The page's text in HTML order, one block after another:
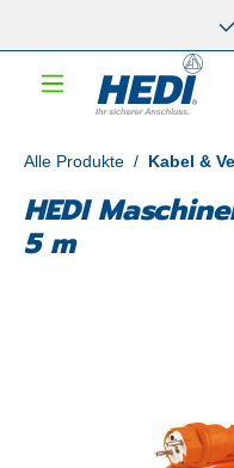
Alle Produkte / Kabel &
HEDI
5 m